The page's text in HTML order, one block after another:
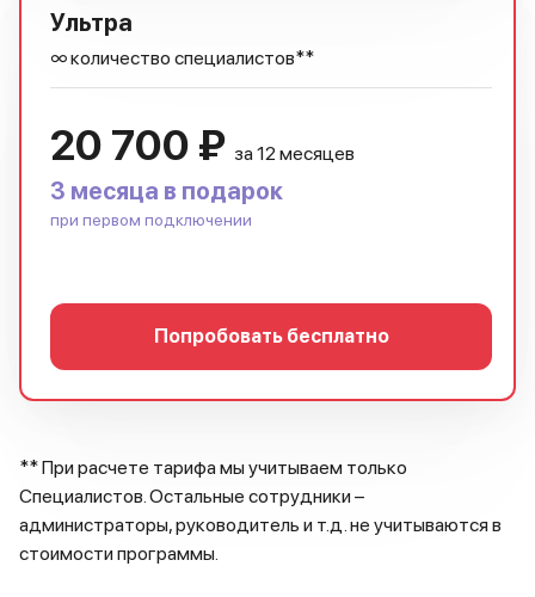
Ультра
∞ количество специалистов**
20 700 ₽ за 12 месяцев
3 месяца в подарок
при первом подключении
Попробовать бесплатно
** При расчете тарифа мы учитываем только
Специалистов. Остальные сотрудники –
администраторы, руководитель и т.д. не учитываются в
стоимости программы.